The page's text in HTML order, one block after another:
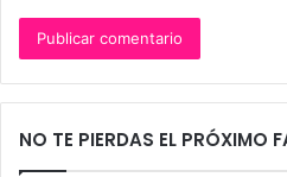
NO TE PIERDAS EL PRÓXIMO